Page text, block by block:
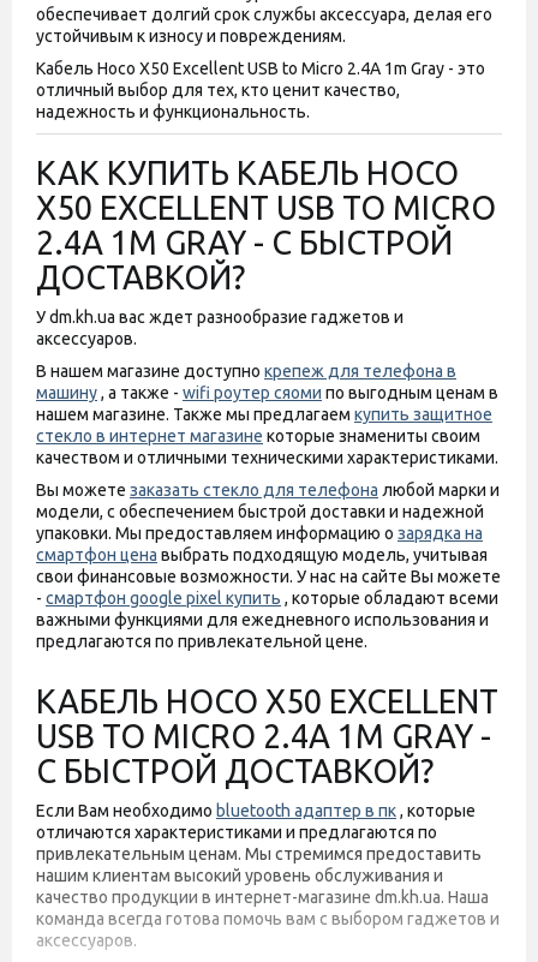
обеспечивает долгий срок службы аксессуара, делая его
устойчивым к износу и повреждениям.
Кабель Hoco X50 Excellent USB to Micro 2.4A 1m Gray - это
отличный выбор для тех, кто ценит качество,
надежность и функциональность.
КАК КУПИТЬ КАБЕЛЬ HOCO
X50 EXCELLENT USB TO MICRO
2.4A 1M GRAY - С БЫСТРОЙ
ДОСТАВКОЙ?
У dm.kh.ua вас ждет разнообразие гаджетов и
аксессуаров.
В нашем магазине доступно крепеж для телефона в
машину, а также - wifi роутер сяоми по выгодным ценам в
нашем магазине. Также мы предлагаем купить защитное
стекло в интернет магазине которые знамениты своим
качеством и отличными техническими характеристиками.
Вы можете заказать стекло для телефона любой марки и
модели, с обеспечением быстрой доставки и надежной
упаковки. Мы предоставляем информацию о зарядка на
смартфон цена выбрать подходящую модель, учитывая
свои финансовые возможности. У нас на сайте Вы можете
- смартфон google pixel купить , которые обладают всеми
важными функциями для ежедневного использования и
предлагаются по привлекательной цене.
КАБЕЛЬ HOCO X50 EXCELLENT
USB TO MICRO 2.4A 1M GRAY -
С БЫСТРОЙ ДОСТАВКОЙ?
Если Вам необходимо bluetooth адаптер в пк, которые
отличаются характеристиками и предлагаются по
привлекательным ценам. Мы стремимся предоставить
нашим клиентам высокий уровень обслуживания и
качество продукции в интернет-магазине dm.kh.ua. Наша
команда всегда готова помочь вам с выбором гаджетов и
аксессуаров.